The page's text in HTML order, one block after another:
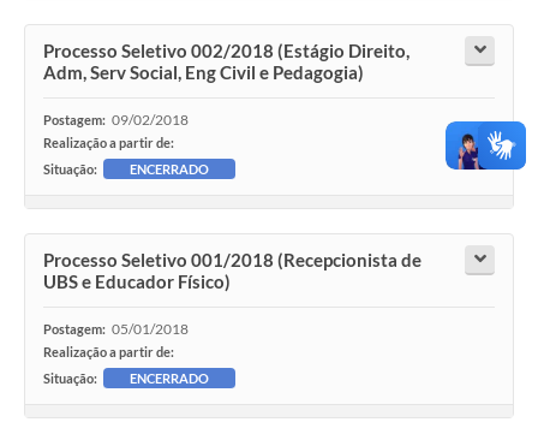
Processo Seletivo 002/2018 (Estágio Direito,
Adm, Serv Social, Eng Civil e Pedagogia)
Postagem: 09/02/2018
Realização a partir de:
Situação:
ENCERRADO
Processo Seletivo 001/2018 (Recepcionista de
UBS e Educador Físico)
Postagem: 05/01/2018
Realização a partir de:
Situação:
ENCERRADO